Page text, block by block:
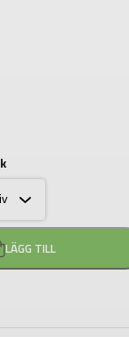
LÄGG TILL